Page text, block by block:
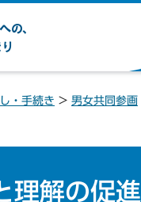
は
・手続き > 男女共同参画
理解の促進